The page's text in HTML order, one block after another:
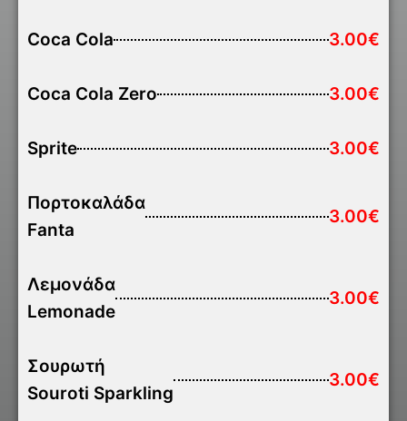
Coca Cola 3.00€
Coca Cola Zero 3.00€
Sprite 3.00€
Πορτοκαλάδα
Fanta
3.00€
Λεμονάδα
Lemonade
3.00€
Σουρωτή
Souroti Sparkling
3.00€